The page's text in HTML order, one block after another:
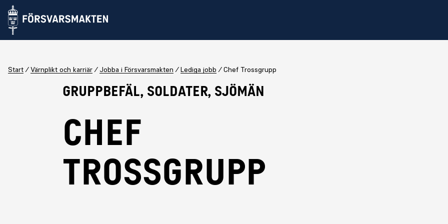
Start Värnplikt och karriär Jobba i Försvarsmakten Lediga jobb Chef Trossgrupp
Gruppbefäl, Soldater, Sjömän
Chef
Trossgrupp